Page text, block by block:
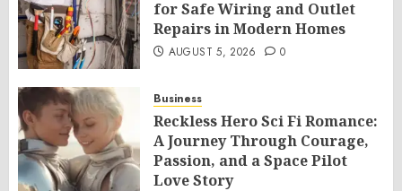
for Safe Wiring and Outlet
Repairs in Modern Homes
AUGUST 5, 2026 0
Business
Reckless Hero Sci Fi Romance:
A Journey Through Courage,
Passion, and a Space Pilot
Love Story